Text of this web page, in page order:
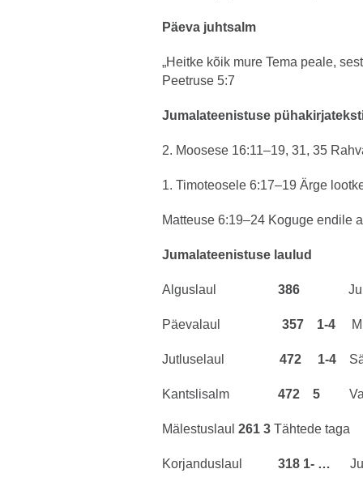
Päeva juhtsalm
„Heitke kõik mure Tema peale,
Peetruse 5:7
Jumalateenistuse
2. Moosese 16:11–19, 31, 35
1. Timoteosele 6:17–19 Ärge
Matteuse 6:19–24 Koguge endile
Jumalateenistuse laulud
Alguslaul 386 Jumal
Päevalaul 357 1-4
Jutluselaul 472 1-4
Kantslisalm 472 5
Mälestuslaul 261 3 Tähtede taga
Korjanduslaul 318 1- …